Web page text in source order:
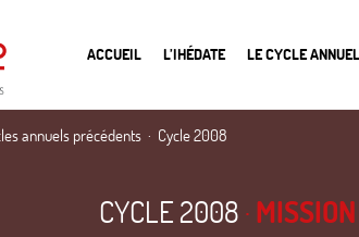
ACCUEIL L’IHÉDATE LE CYCLE ANNUEL
annuels précédents Cycle 2008
CYCLE 2008 ·